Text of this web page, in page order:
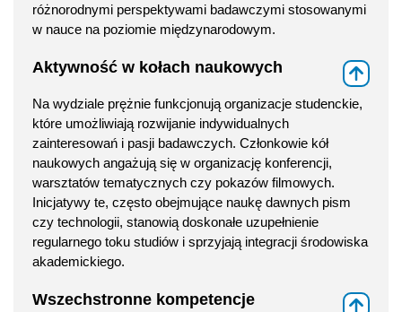
różnorodnymi perspektywami badawczymi stosowanymi
w nauce na poziomie międzynarodowym.
Aktywność w kołach naukowych
Na wydziale prężnie funkcjonują organizacje studenckie,
które umożliwiają rozwijanie indywidualnych
zainteresowań i pasji badawczych. Członkowie kół
naukowych angażują się w organizację konferencji,
warsztatów tematycznych czy pokazów filmowych.
Inicjatywy te, często obejmujące naukę dawnych pism
czy technologii, stanowią doskonałe uzupełnienie
regularnego toku studiów i sprzyjają integracji środowiska
akademickiego.
Wszechstronne kompetencje